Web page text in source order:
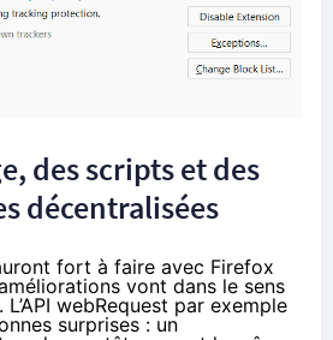
des scripts et des
décentralisées
fort à faire avec Firefox
vont dans le sens
webRequest par exemple
surprises : un